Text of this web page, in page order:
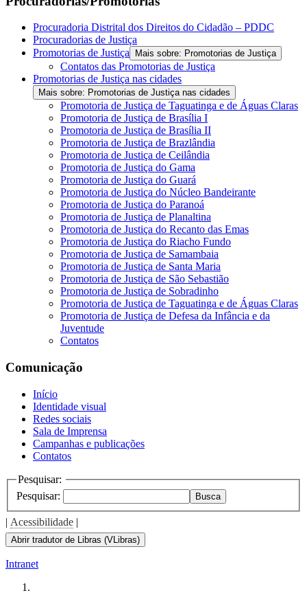
Procuradoria Distrital dos Direitos do Cidadão – PDDC
Procuradorias de Justiça
Promotorias de Justiça
Mais sobre: Promotorias de Justiça
Contatos das Promotorias de Justiça
Promotorias de Justiça nas cidades
Mais sobre: Promotorias de Justiça nas cidades
Promotoria de Justiça de Taguatinga e de Águas Claras
Promotoria de Justiça de Brasília I
Promotoria de Justiça de Brasília II
Promotoria de Justiça de Brazlândia
Promotoria de Justiça de Ceilândia
Promotoria de Justiça do Gama
Promotoria de Justiça do Guará
Promotoria de Justiça do Núcleo Bandeirante
Promotoria de Justiça do Paranoá
Promotoria de Justiça de Planaltina
Promotoria de Justiça do Recanto das Emas
Promotoria de Justiça do Riacho Fundo
Promotoria de Justiça de Samambaia
Promotoria de Justiça de Santa Maria
Promotoria de Justiça de São Sebastião
Promotoria de Justiça de Sobradinho
Promotoria de Justiça de Taguatinga e de Águas Claras
Promotoria de Justiça de Defesa da Infância e da
Juventude
Contatos
Comunicação
Início
Identidade visual
Redes sociais
Sala de Imprensa
Campanhas e publicações
Contatos
Pesquisar:
Pesquisar:
Busca
| Acessibilidade |
Abrir tradutor de Libras (VLibras)
Intranet